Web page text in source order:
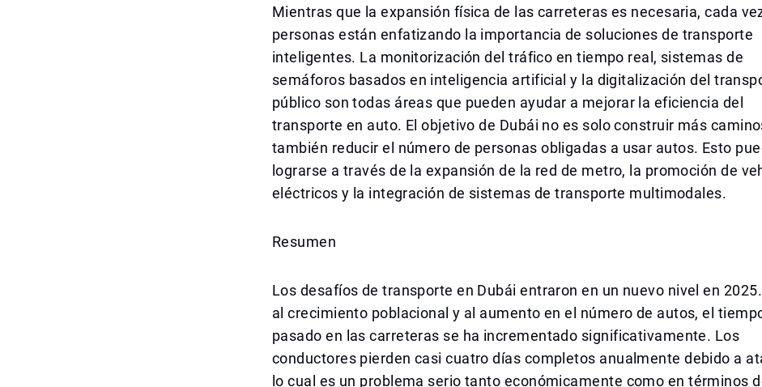
Mientras que la expansión física de las carreteras es necesaria, cada
personas están enfatizando la importancia de soluciones de transporte
inteligentes. La monitorización del tráfico en tiempo real, sistemas de
semáforos basados en inteligencia artificial y la digitalización del
público son todas áreas que pueden ayudar a mejorar la eficiencia del
transporte en auto. El objetivo de Dubái no es solo construir más
también reducir el número de personas obligadas a usar autos. Esto
lograrse a través de la expansión de la red de metro, la promoción de
eléctricos y la integración de sistemas de transporte multimodales.
Resumen
Los desafíos de transporte en Dubái entraron en un nuevo nivel en
al crecimiento poblacional y al aumento en el número de autos, el
pasado en las carreteras se ha incrementado significativamente. Los
conductores pierden casi cuatro días completos anualmente debido a
lo cual es un problema serio tanto económicamente como en términos